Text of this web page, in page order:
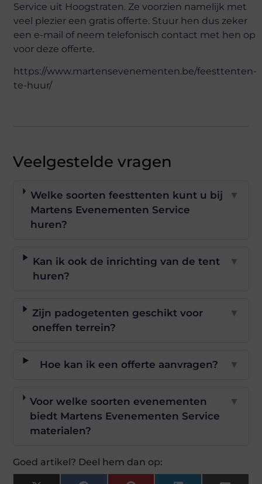
Service uit Hoogstraten. Ze voorzien namelijk met
veel plezier een gratis offerte. Stuur hen dus zeker
een e-mail of neem telefonisch contact met hen op
voor deze offerte.
https://www.martensevenementen.be/feesttenten-
te-huur/
Veelgestelde vragen
Welke soorten feesttenten kunt u bij
Martens Evenementen Service
huren?
▼
Kan ik ook de inrichting van de tent
huren?
▼
Zijn padogetenten geschikt voor
oneffen terrein?
▼
Hoe kan ik een offerte aanvragen? ▼
Voor welke soorten evenementen
biedt Martens Evenementen Service
materialen?
▼
Goed artikel? Deel hem dan op: